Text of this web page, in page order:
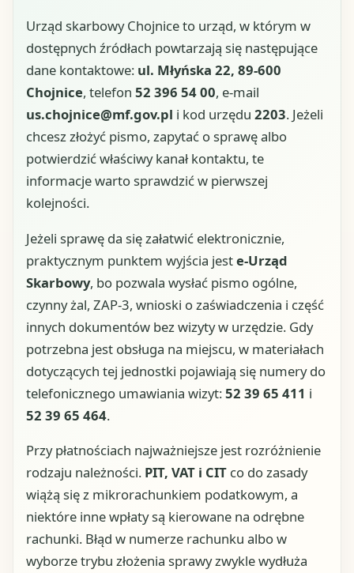
Urząd skarbowy Chojnice to urząd, w którym w
dostępnych źródłach powtarzają się następujące
dane kontaktowe: ul. Młyńska 22, 89-600
Chojnice, telefon 52 396 54 00, e-mail
us.chojnice@mf.gov.pl i kod urzędu 2203. Jeżeli
chcesz złożyć pismo, zapytać o sprawę albo
potwierdzić właściwy kanał kontaktu, te
informacje warto sprawdzić w pierwszej
kolejności.
Jeżeli sprawę da się załatwić elektronicznie,
praktycznym punktem wyjścia jeste-Urząd
Skarbowy, bo pozwala wysłać pismo ogólne,
czynny żal, ZAP-3, wnioski o zaświadczenia i część
innych dokumentów bez wizyty w urzędzie. Gdy
potrzebna jest obsługa na miejscu, w materiałach
dotyczących tej jednostki pojawiają się numery do
telefonicznego umawiania wizyt:52 39 65 411 i
52 39 65 464.
Przy płatnościach najważniejsze jest rozróżnienie
rodzaju należności. PIT, VAT i CIT co do zasady
wiążą się z mikrorachunkiem podatkowym, a
niektóre inne wpłaty są kierowane na odrębne
rachunki. Błąd w numerze rachunku albo w
wyborze trybu złożenia sprawy zwykle wydłuża